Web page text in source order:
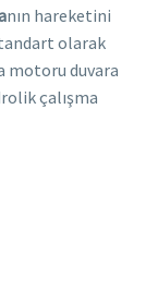
nın hareketini
olarak
motoru duvara
çalışma